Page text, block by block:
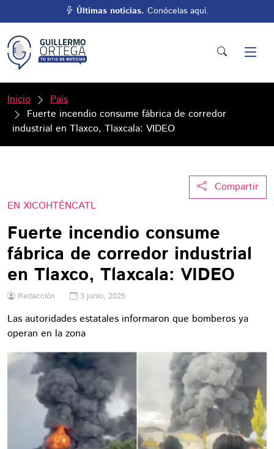
Últimas noticias. Conócelas aquí.
Inicio
País
Fuerte incendio consume fábrica de corredor
industrial en Tlaxco, Tlaxcala: VIDEO
Compartir
EN XICOHTÉNCATL
Fuerte incendio consume
fábrica de corredor industrial
en Tlaxco, Tlaxcala: VIDEO
Redacción 3 junio, 2025
Las autoridades estatales informaron que bomberos ya
operan en la zona